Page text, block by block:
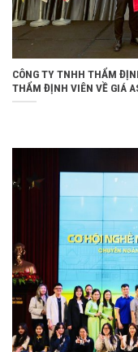
CÔNG TY TNHH THẨM
THẨM ĐỊNH VIÊN VỀ GIÁ